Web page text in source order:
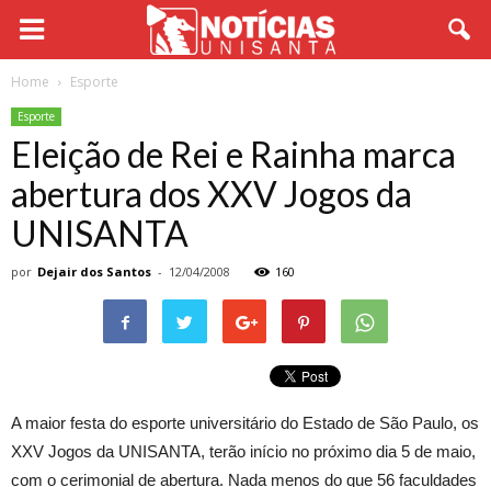
Home Esporte
Esporte
Eleição de Rei e Rainha marca
abertura dos XXV Jogos da
UNISANTA
por Dejair dos Santos - 12/04/2008 160
A maior festa do esporte universitário do Estado de São Paulo, os
XXV Jogos da UNISANTA, terão início no próximo dia 5 de maio,
com o cerimonial de abertura. Nada menos do que 56 faculdades